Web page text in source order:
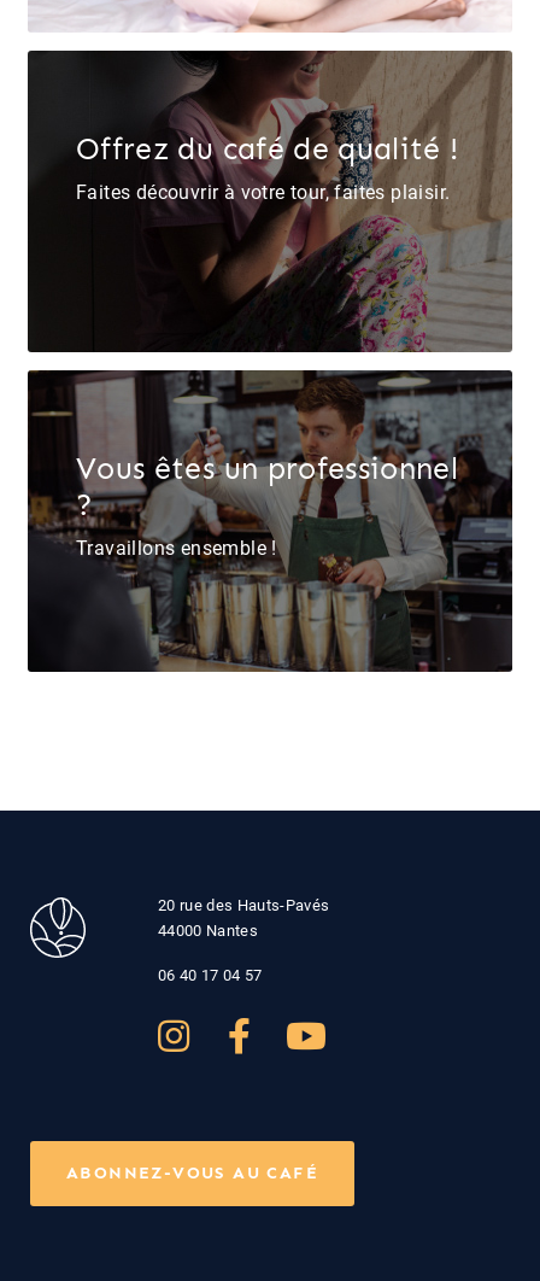
Offrez du café de qualité !
Faites découvrir à votre tour, faites plaisir.
Vous êtes un professionnel
?
Travaillons ensemble !
20 rue des Hauts-Pavés
44000 Nantes
06 40 17 04 57
ABONNEZ-VOUS AU CAFÉ